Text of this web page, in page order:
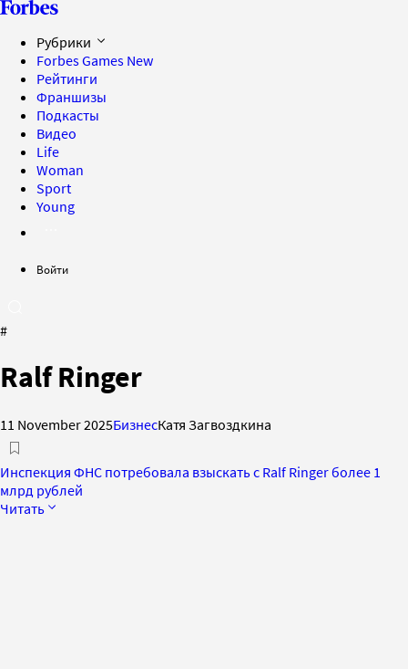
Рубрики
Forbes Games New
Рейтинги
Франшизы
Подкасты
Видео
Life
Woman
Sport
Young
Войти
#
Ralf Ringer
11 November 2025БизнесКатя Загвоздкина
Инспекция ФНС потребовала взыскать с Ralf Ringer более 1
млрд рублей
Читать